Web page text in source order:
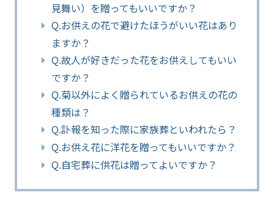
見舞い）を贈ってもいいですか？
Q.お供えの花で避けたほうがいい花はあり
ますか？
Q.故人が好きだった花をお供えしてもいい
ですか？
Q.菊以外によく贈られているお供えの花の
種類は？
Q.訃報を知った際に家族葬といわれたら？
Q.お供え花に洋花を贈ってもいいですか？
Q.自宅葬に供花は贈ってよいですか？